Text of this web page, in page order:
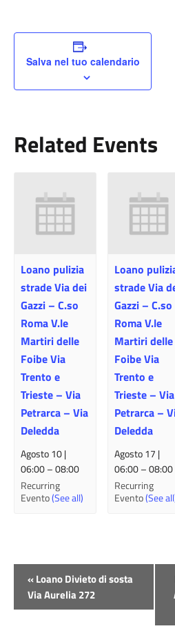
Salva nel tuo calendario
Related Events
Loano pulizia
strade Via dei
Gazzi – C.so
Roma V.le
Martiri delle
Foibe Via
Trento e
Trieste – Via
Petrarca – Via
Deledda
Agosto 10 |
06:00–08:00
Recurring
Evento(See all)
Loano
strade Via
Gazzi – C.so
Roma V.le
Martiri delle
Foibe Via
Trento e
Trieste – Via
Petrarca –
Deledda
Agosto 17 |
06:00–08:00
Recurring
Evento(See
Evento
Navigazione
«Loano Divieto di sosta
Via Aurelia 272